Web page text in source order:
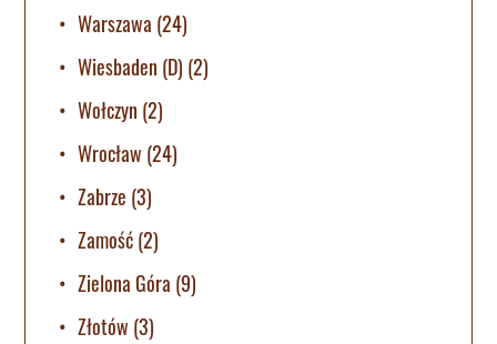
Warszawa (24)
Wiesbaden (D) (2)
Wołczyn (2)
Wrocław (24)
Zabrze (3)
Zamość(2)
Zielona Góra (9)
Złotów (3)